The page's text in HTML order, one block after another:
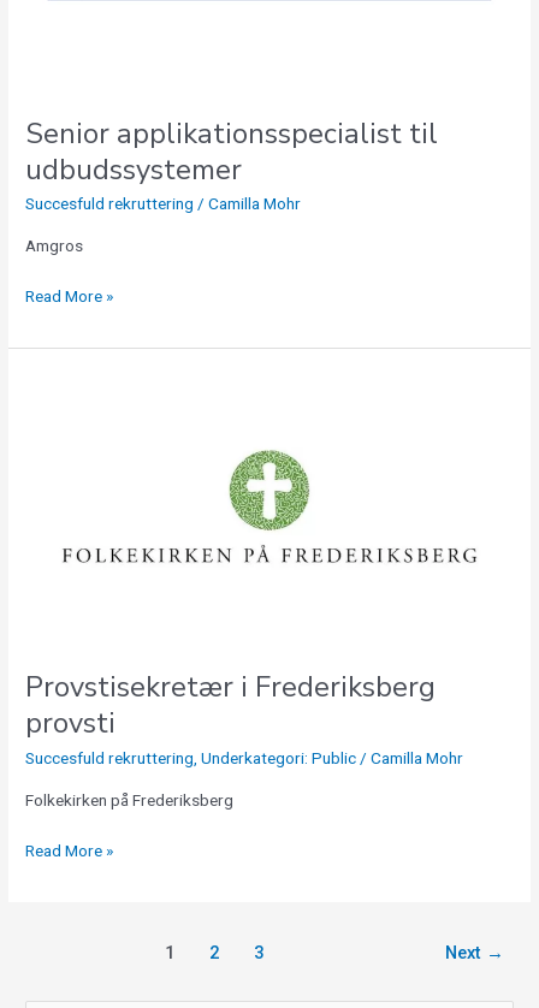
Senior applikationsspecialist til
udbudssystemer
Succesfuld rekruttering /Camilla Mohr
Amgros
Read More »
Provstisekretær i Frederiksberg
provsti
Succesfuld rekruttering ,Underkategori: Public /Camilla Mohr
Folkekirken på Frederiksberg
Read More »
1 2 3 Next →